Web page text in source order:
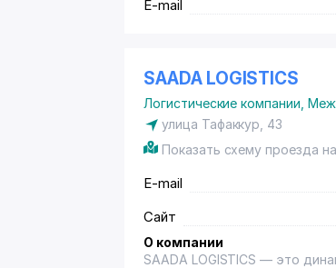
E-mail
SAADA LOGISTICS
Логистические компании
улица Тафаккур, 43
Показать схему проезда
E-mail
Сайт
О компании
SAADA LOGISTICS — это